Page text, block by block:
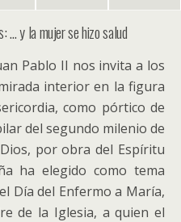
… y la mujer se hizo salud
Pablo II nos invita a los
interior en la figura
como pórtico de
del segundo milenio de
por obra del Espíritu
ha elegido como tema
Día del Enfermo a María,
de la Iglesia, a quien el